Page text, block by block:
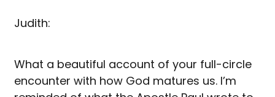
Judith:
What a beautiful account of your full-circle
encounter with how God matures us. I’m